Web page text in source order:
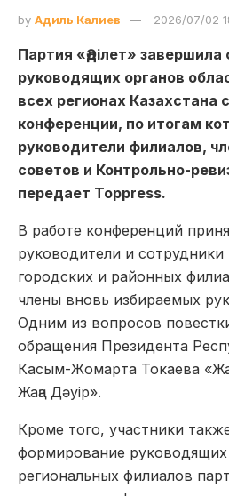
by Адиль Калиев 2026/07/02
Партия «Әділет»
руководящих органов
всех регионах Казахстана
конференции, по итогам
руководители филиалов,
советов и Контрольно-
передает Toppress.
В работе конференций
руководители и сотрудники
городских и районных
члены вновь избираемых
Одним из вопросов
обращения Президента
Касым-Жомарта Токаева
Жаңа Дәуір».
Кроме того, участники
формирование руководящих
региональных филиалов